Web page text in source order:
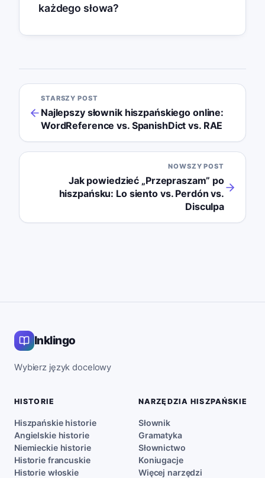
każdego słowa?
STARSZY POST
Najlepszy słownik hiszpańskiego online:
WordReference vs. SpanishDict vs. RAE
NOWSZY POST
Jak powiedzieć „Przepraszam” po
hiszpańsku: Lo siento vs. Perdón vs.
Disculpa
Inklingo
Wybierz język docelowy
HISTORIE
Hiszpańskie historie
Angielskie historie
Niemieckie historie
Historie francuskie
Historie włoskie
NARZĘDZIA HISZPAŃSKIE
Słownik
Gramatyka
Słownictwo
Koniugacje
Więcej narzędzi